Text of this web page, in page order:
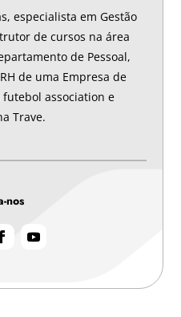
especialista em Gestão
de cursos na área
de Pessoal,
de uma Empresa de
futebol association e
Trave.
nos